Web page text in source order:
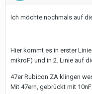
Ich möchte nochmals auf
Hier kommt es in erster
mikroF) und in 2. Linie auf
47er Rubicon ZA klingen
Mit 47ern, gebrückt mit